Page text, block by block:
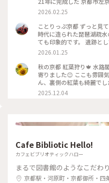
岩造りのアーチ型水道橋
朔郎氏が設計しました。
ります✨ 最後の写真は、
の道を散策しながら 駅に
#開運旅 #水路閣 #南禅寺
2026.02.25
ことりっぷ京都 ずっと見
時代に造られた琵琶湖疏
ても印象的です。 遺跡と
のですが水路橋に上がる
れていく水路のすぐ横を
した。 #開運旅#京都#南
2026.01.25
秋の京都 紅葉狩り🍁 水路
寄りました😊 ここも雰囲
ん、裏側の紅葉も綺麗でした🍁
葉狩り #京都 #ことりっぷ
2025.12.04
Cafe Bibliotic Hello!
カフェビブリオティックハロー
まるで図書館のようなこだわ
京都駅・河原町・京都御所・四